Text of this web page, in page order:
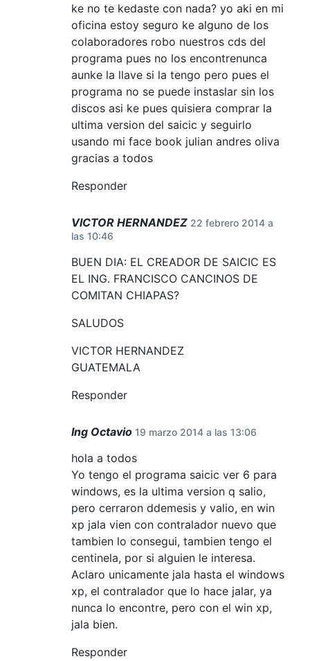
ke no te kedaste con nada? yo aki en mi
oficina estoy seguro ke alguno de los
colaboradores robo nuestros cds del
programa pues no los encontrenunca
aunke la llave si la tengo pero pues el
programa no se puede instaslar sin los
discos asi ke pues quisiera comprar la
ultima version del saicic y seguirlo
usando mi face book julian andres oliva
gracias a todos
Responder
VICTOR HERNANDEZ 22 febrero 2014 a
las 10:46
BUEN DIA: EL CREADOR DE SAICIC ES
EL ING. FRANCISCO CANCINOS DE
COMITAN CHIAPAS?
SALUDOS
VICTOR HERNANDEZ
GUATEMALA
Responder
Ing Octavio 19 marzo 2014 a las 13:06
hola a todos
Yo tengo el programa saicic ver 6 para
windows, es la ultima version q salio,
pero cerraron ddemesis y valio, en win
xp jala vien con contralador nuevo que
tambien lo consegui, tambien tengo el
centinela, por si alguien le interesa.
Aclaro unicamente jala hasta el windows
xp, el contralador que lo hace jalar, ya
nunca lo encontre, pero con el win xp,
jala bien.
Responder